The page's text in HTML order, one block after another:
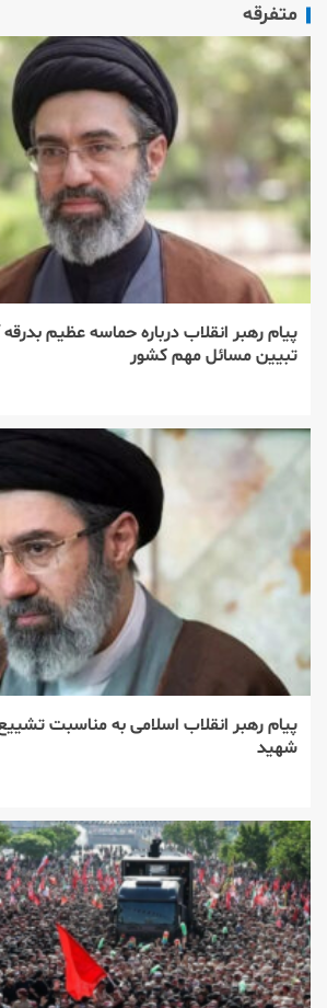
متفرقه
پیام رهبر انقلاب درباره حماسه عظیم
تبیین مسائل مهم کشور
پیام رهبر انقلاب اسلامی به مناسبت
شهید